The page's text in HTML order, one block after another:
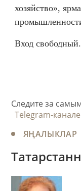
хозяйство»,
Вход свободный.
Следите за
Telegram-канале
ЯҢАЛЫКЛАР